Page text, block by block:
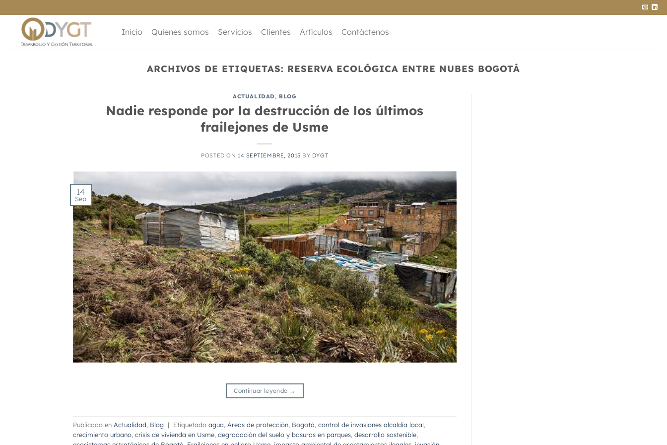
al
contenido
Inicio Quienes somos Servicios Clientes Artículos Contáctenos
ARCHIVOS DE ETIQUETAS: RESERVA ECOLÓGICA ENTRE NUBES BOGOTÁ
ACTUALIDAD, BLOG
Nadie responde por la destrucción de los últimos
frailejones de Usme
POSTED ON 14 SEPTIEMBRE, 2015 BY DYGT
14
Sep
Continuar leyendo →
Publicado en Actualidad, Blog | Etiquetado agua, Áreas de protección, Bogotá, control de invasiones alcaldía local,
crecimiento urbano, crisis de vivienda en Usme, degradación del suelo y basuras en parques, desarrollo sostenible,